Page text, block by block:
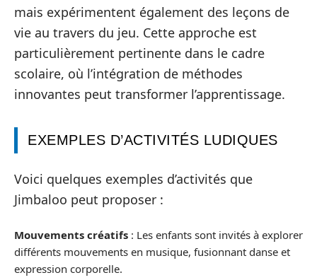
mais expérimentent également des leçons de
vie au travers du jeu. Cette approche est
particulièrement pertinente dans le cadre
scolaire, où l’intégration de méthodes
innovantes peut transformer l’apprentissage.
EXEMPLES D’ACTIVITÉS LUDIQUES
Voici quelques exemples d’activités que
Jimbaloo peut proposer :
Mouvements créatifs : Les enfants sont invités à explorer
différents mouvements en musique, fusionnant danse et
expression corporelle.